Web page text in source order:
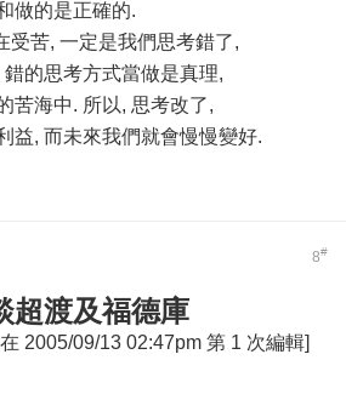
做的是正確的.
受苦, 一定是我們思考錯了,
的思考方式當做是真理,
苦海中. 所以, 思考改了,
益, 而未來我們就會慢慢變好.
8#
超渡及福德庫
2005/09/13 02:47pm 第 1 次編輯]